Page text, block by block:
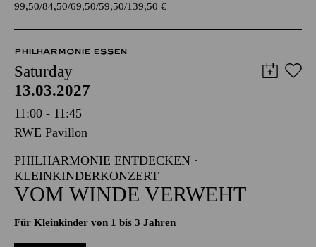
99,50 84,50 69,50 59,50 139,50 €
PHILHARMONIE ESSEN
Saturday
13.03.2027
11:00 - 11:45
RWE Pavillon
PHILHARMONIE ENTDECKEN ·
KLEINKINDERKONZERT
VOM WINDE VERWEHT
Für Kleinkinder von 1 bis 3 Jahren